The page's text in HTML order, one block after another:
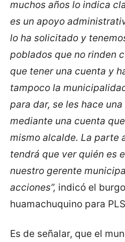
muchos años lo indica
es un apoyo
lo ha solicitado y
poblados que no rinden
que tener una cuenta y
tampoco la
para dar, se les hace
mediante una cuenta
mismo alcalde. La parte
tendrá que ver quién es
nuestro gerente
acciones”, indicó el
huamachuquino para
Es de señalar, que el